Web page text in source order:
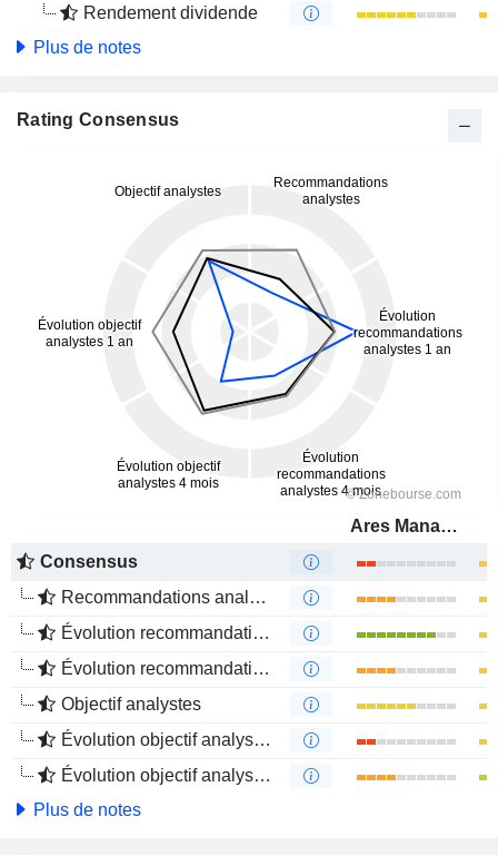
Rendement dividende
Plus de notes
Rating Consensus
Ares Management Corporation
Consensus
Recommandations analystes
Évolution recommandations analystes 1 an
Évolution recommandations analystes 4 mois
Objectif analystes
Évolution objectif analystes 1 an
Évolution objectif analystes 4 mois
Plus de notes